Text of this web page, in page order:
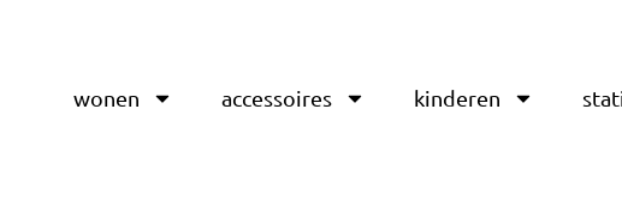
wonen accessoires kinderen